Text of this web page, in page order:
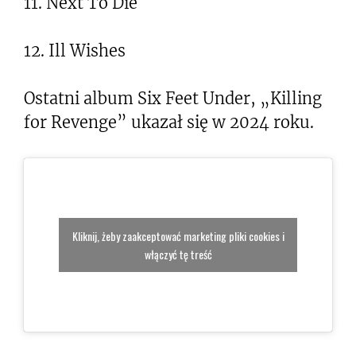
12. Ill Wishes
Ostatni album Six Feet Under, „Killing
for Revenge” ukazał się w 2024 roku.
Kliknij, żeby zaakceptować marketing pliki cookies i
włączyć tę treść